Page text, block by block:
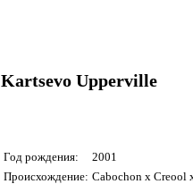
Kartsevo Upperville
Год рождения:
2001
Происхождение: Cabochon x Creool